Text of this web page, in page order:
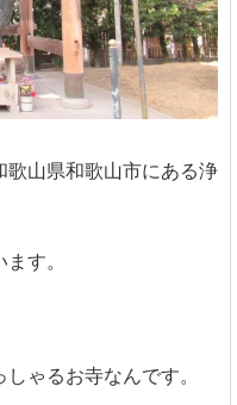
歌山県和歌山市にある浄
す。
ゃるお寺なんです。